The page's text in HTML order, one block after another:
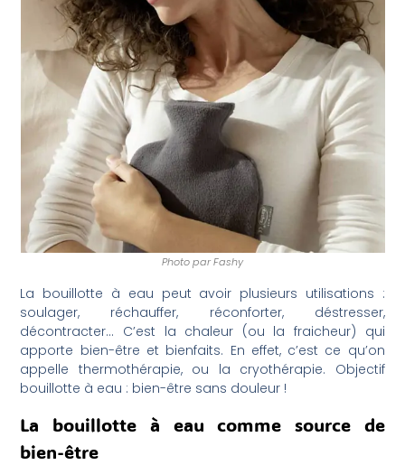
Photo par Fashy
La bouillotte à eau peut avoir plusieurs utilisations :
soulager, réchauffer, réconforter, déstresser,
décontracter… C’est la chaleur (ou la fraicheur) qui
apporte bien-être et bienfaits. En effet, c’est ce qu’on
appelle thermothérapie, ou la cryothérapie. Objectif
bouillotte à eau : bien-être sans douleur !
La bouillotte à eau comme source de
bien-être